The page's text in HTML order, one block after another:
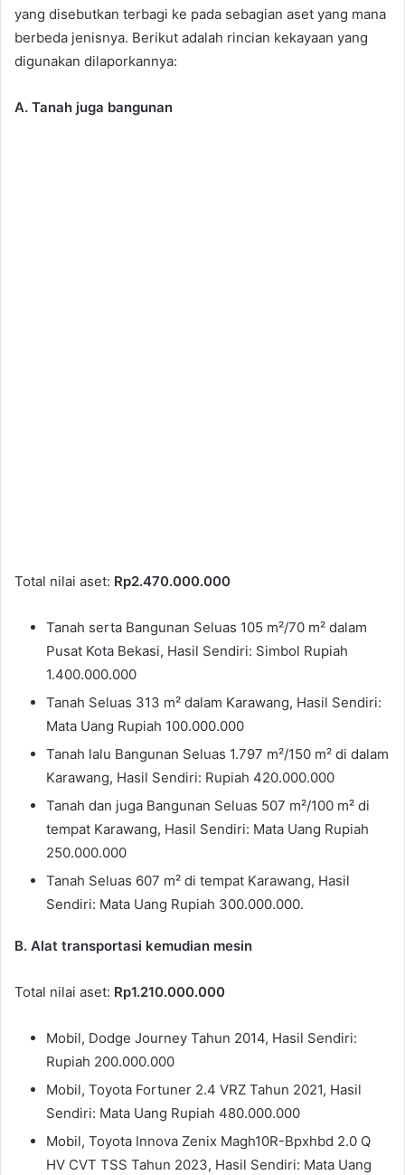
yang disebutkan terbagi ke pada sebagian aset yang mana
berbeda jenisnya. Berikut adalah rincian kekayaan yang
digunakan dilaporkannya:
A. Tanah juga bangunan
Total nilai aset: Rp2.470.000.000
Tanah serta Bangunan Seluas 105 m²/70 m² dalam
Pusat Kota Bekasi, Hasil Sendiri: Simbol Rupiah
1.400.000.000
Tanah Seluas 313 m² dalam Karawang, Hasil Sendiri:
Mata Uang Rupiah 100.000.000
Tanah lalu Bangunan Seluas 1.797 m²/150 m² di dalam
Karawang, Hasil Sendiri: Rupiah 420.000.000
Tanah dan juga Bangunan Seluas 507 m²/100 m² di
tempat Karawang, Hasil Sendiri: Mata Uang Rupiah
250.000.000
Tanah Seluas 607 m² di tempat Karawang, Hasil
Sendiri: Mata Uang Rupiah 300.000.000.
B. Alat transportasi kemudian mesin
Total nilai aset: Rp1.210.000.000
Mobil, Dodge Journey Tahun 2014, Hasil Sendiri:
Rupiah 200.000.000
Mobil, Toyota Fortuner 2.4 VRZ Tahun 2021, Hasil
Sendiri: Mata Uang Rupiah 480.000.000
Mobil, Toyota Innova Zenix Magh10R-Bpxhbd 2.0 Q
HV CVT TSS Tahun 2023, Hasil Sendiri: Mata Uang